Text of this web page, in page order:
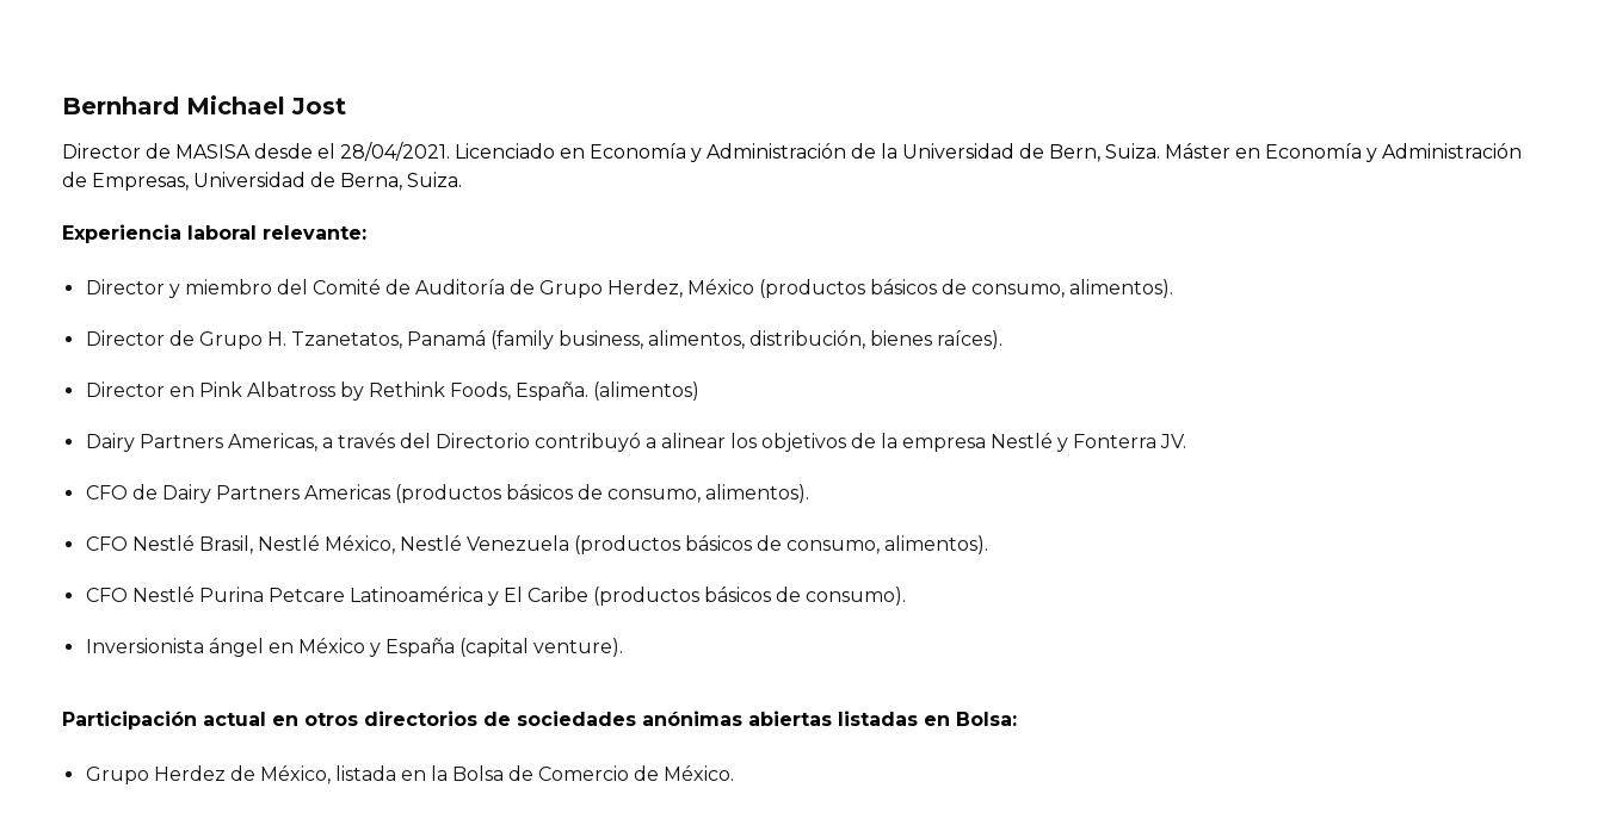
Bernhard Michael Jost
Director de MASISA desde el 28/04/2021. Licenciado en Economía y Administración de la Universidad de Bern, Suiza. Máster en Economía y Administración
de Empresas, Universidad de Berna, Suiza.
Experiencia laboral relevante:
Director y miembro del Comité de Auditoría de Grupo Herdez, México (productos básicos de consumo, alimentos).
Director de Grupo H. Tzanetatos, Panamá (family business, alimentos, distribución, bienes raíces).
Director en Pink Albatross by Rethink Foods, España. (alimentos)
Dairy Partners Americas, a través del Directorio contribuyó a alinear los objetivos de la empresa Nestlé y Fonterra JV.
CFO de Dairy Partners Americas (productos básicos de consumo, alimentos).
CFO Nestlé Brasil, Nestlé México, Nestlé Venezuela (productos básicos de consumo, alimentos).
CFO Nestlé Purina Petcare Latinoamérica y El Caribe (productos básicos de consumo).
Inversionista ángel en México y España (capital venture).
Participación actual en otros directorios de sociedades anónimas abiertas listadas en Bolsa:
Grupo Herdez de México, listada en la Bolsa de Comercio de México.